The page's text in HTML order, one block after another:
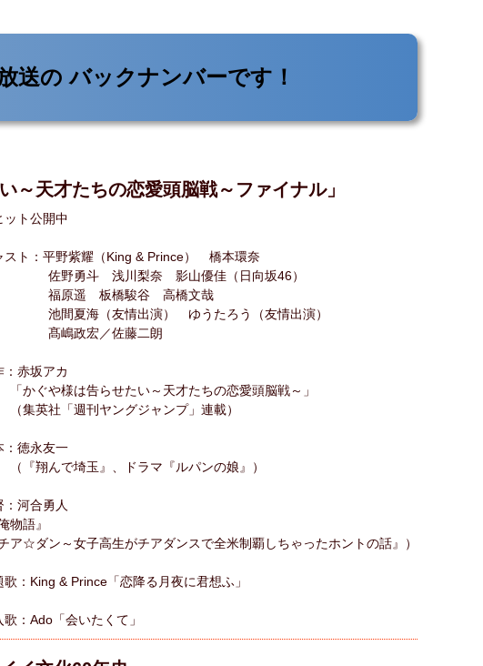
送の バックナンバーです！
天才たちの恋愛頭脳戦～ファイナル」
ット公開中
スト：平野紫耀（King & Prince） 橋本環奈
勇斗 浅川梨奈 影山優佳（日向坂46）
遥 板橋駿谷 高橋文哉
夏海（友情出演） ゆうたろう（友情出演）
政宏／佐藤二朗
：赤坂アカ
ぐや様は告らせたい～天才たちの恋愛頭脳戦～」
英社「週刊ヤングジャンプ」連載）
：徳永友一
翔んで埼玉』、ドラマ『ルパンの娘』）
：河合勇人
物語』
ア☆ダン～女子高生がチアダンスで全米制覇しちゃったホントの話』）
歌：King & Prince「恋降る月夜に君想ふ」
歌：Ado「会いたくて」